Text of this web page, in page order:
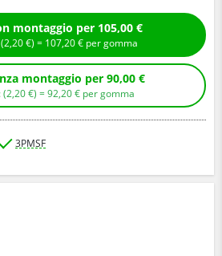
Compra con montaggio per 105,00 €
+ Ecotassa: (2,20€ ) = 107,20€ per gomma
Compra senza montaggio per 90,00 €
+ Ecotassa: (2,20€ ) =92,20€ per gomma
3PMSF